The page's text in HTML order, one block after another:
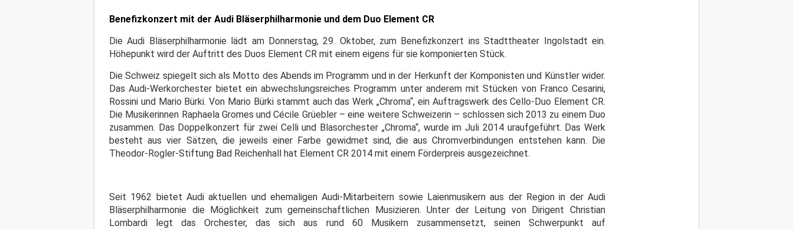
Benefizkonzert mit der Audi Bläserphilharmonie und dem Duo Element CR
Die Audi Bläserphilharmonie lädt am Donnerstag, 29. Oktober, zum Benefizkonzert ins Stadttheater Ingolstadt ein.
Höhepunkt wird der Auftritt des Duos Element CR mit einem eigens für sie komponierten Stück.
Die Schweiz spiegelt sich als Motto des Abends im Programm und in der Herkunft der Komponisten und Künstler wider.
Das Audi-Werkorchester bietet ein abwechslungsreiches Programm unter anderem mit Stücken von Franco Cesarini,
Rossini und Mario Bürki. Von Mario Bürki stammt auch das Werk „Chroma“, ein Auftragswerk des Cello-Duo Element CR.
Die Musikerinnen Raphaela Gromes und Cécile Grüebler – eine weitere Schweizerin – schlossen sich 2013 zu einem Duo
zusammen. Das Doppelkonzert für zwei Celli und Blasorchester „Chroma“, wurde im Juli 2014 uraufgeführt. Das Werk
besteht aus vier Sätzen, die jeweils einer Farbe gewidmet sind, die aus Chromverbindungen entstehen kann. Die
Theodor-Rogler-Stiftung Bad Reichenhall hat Element CR 2014 mit einem Förderpreis ausgezeichnet.
Seit 1962 bietet Audi aktuellen und ehemaligen Audi-Mitarbeitern sowie Laienmusikern aus der Region in der Audi
Bläserphilharmonie die Möglichkeit zum gemeinschaftlichen Musizieren. Unter der Leitung von Dirigent Christian
Lombardi legt das Orchester, das sich aus rund 60 Musikern zusammensetzt, seinen Schwerpunkt auf